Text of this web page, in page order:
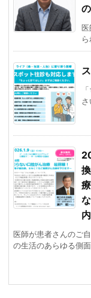
医
内
医師が患者さんのご
の生活のあらゆる側